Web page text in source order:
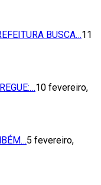
BUSCA…11
10 fevereiro,
5 fevereiro,